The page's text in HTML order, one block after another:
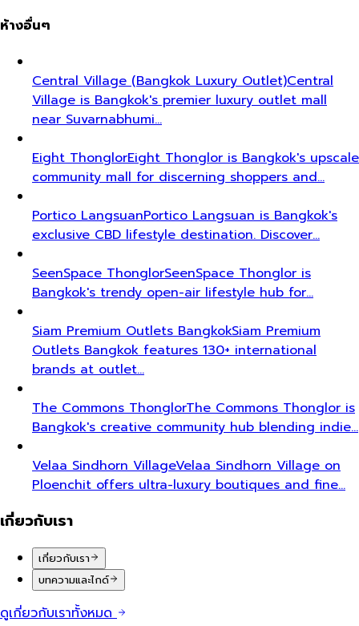
ห้างอื่นๆ
Central Village (Bangkok Luxury Outlet)Central
Village is Bangkok's premier luxury outlet mall
near Suvarnabhumi…
Eight ThonglorEight Thonglor is Bangkok's upscale
community mall for discerning shoppers and…
Portico LangsuanPortico Langsuan is Bangkok's
exclusive CBD lifestyle destination. Discover…
SeenSpace ThonglorSeenSpace Thonglor is
Bangkok's trendy open-air lifestyle hub for…
Siam Premium Outlets BangkokSiam Premium
Outlets Bangkok features 130+ international
brands at outlet…
The Commons ThonglorThe Commons Thonglor is
Bangkok's creative community hub blending indie…
Velaa Sindhorn VillageVelaa Sindhorn Village on
Ploenchit offers ultra-luxury boutiques and fine…
เกี่ยวกับเรา
เกี่ยวกับเรา
บทความและไกด์
ดูเกี่ยวกับเราทั้งหมด